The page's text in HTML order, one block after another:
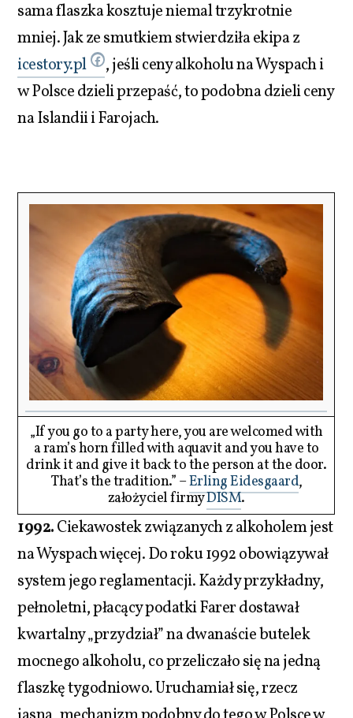
sama flaszka kosztuje niemal trzykrotnie
mniej. Jak ze smutkiem stwierdziła ekipa z
icestory.pl
, jeśli ceny alkoholu na Wyspach i
w Polsce dzieli przepaść, to podobna dzieli ceny
na Islandii i Farojach.
„If you go to a party here, you are welcomed with
a ram’s horn filled with aquavit and you have to
drink it and give it back to the person at the door.
That’s the tradition.” –Erling Eidesgaard,
założyciel firmyDISM.
1992.Ciekawostek związanych z alkoholem jest
na Wyspach więcej. Do roku 1992 obowiązywał
system jego reglamentacji. Każdy przykładny,
pełnoletni, płacący podatki Farer dostawał
kwartalny „przydział” na dwanaście butelek
mocnego alkoholu, co przeliczało się na jedną
flaszkę tygodniowo. Uruchamiał się, rzecz